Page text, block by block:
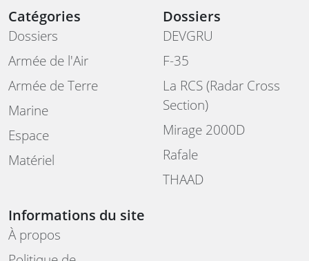
Catégories
Dossiers
Armée de l'Air
Armée de Terre
Marine
Espace
Matériel
Dossiers
DEVGRU
F-35
La RCS (Radar Cross
Section)
Mirage 2000D
Rafale
THAAD
Informations du site
À propos